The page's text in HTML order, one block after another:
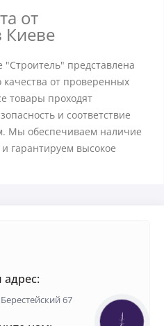
от
Киеве
представлена
от проверенных
товары проходят
и соответствие
Мы обеспечиваем наличие
гарантируем высокое
67
КНОПКА
ЗВ'ЯЗКУ